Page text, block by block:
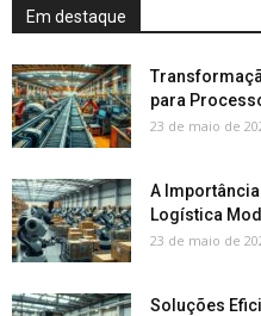
Em destaque
para
23 de maio de
A
Logística
23 de maio de
Soluções